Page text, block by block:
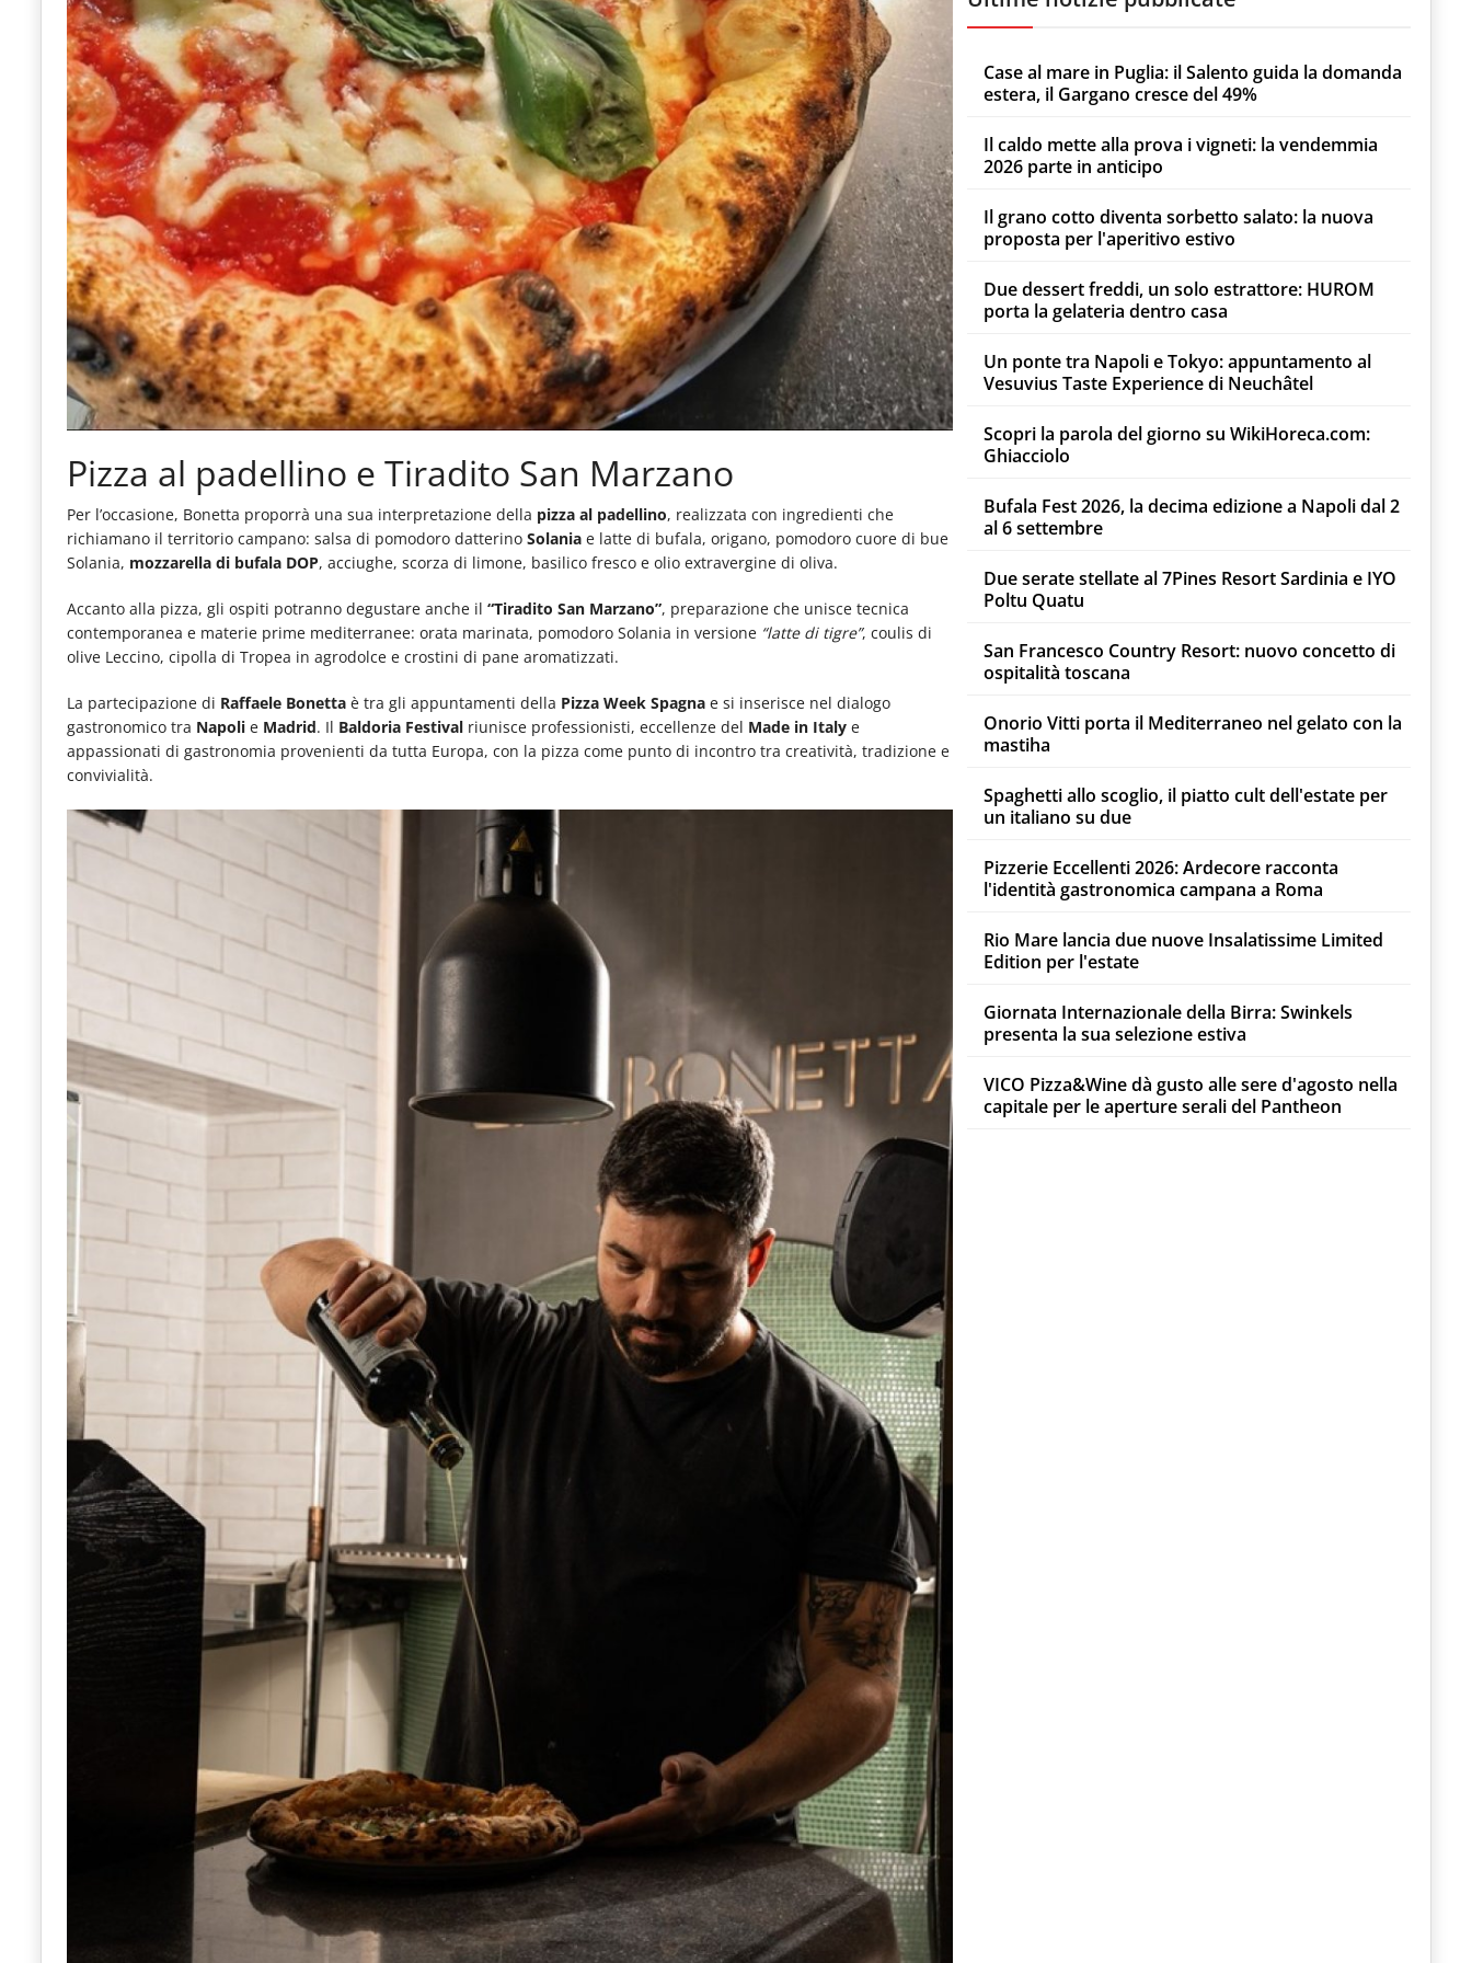
Pizza al padellino e Tiradito San Marzano
Per l’occasione, Bonetta proporrà una sua interpretazione della pizza al padellino, realizzata con ingredienti che
richiamano il territorio campano: salsa di pomodoro datterino Solania e latte di bufala, origano, pomodoro cuore di bue
Solania, mozzarella di bufala DOP, acciughe, scorza di limone, basilico fresco e olio extravergine di oliva.
Accanto alla pizza, gli ospiti potranno degustare anche il “Tiradito San Marzano”, preparazione che unisce tecnica
contemporanea e materie prime mediterranee: orata marinata, pomodoro Solania in versione “latte di tigre”, coulis di
olive Leccino, cipolla di Tropea in agrodolce e crostini di pane aromatizzati.
La partecipazione di Raffaele Bonetta è tra gli appuntamenti della Pizza Week Spagna e si inserisce nel dialogo
gastronomico tra Napoli e Madrid. Il Baldoria Festival riunisce professionisti, eccellenze del Made in Italy e
appassionati di gastronomia provenienti da tutta Europa, con la pizza come punto di incontro tra creatività, tradizione e
convivialità.
Case al mare in Puglia: il Salento guida la domanda
estera, il Gargano cresce del 49%
Il caldo mette alla prova i vigneti: la vendemmia
2026 parte in anticipo
Il grano cotto diventa sorbetto salato: la nuova
proposta per l'aperitivo estivo
Due dessert freddi, un solo estrattore: HUROM
porta la gelateria dentro casa
Un ponte tra Napoli e Tokyo: appuntamento al
Vesuvius Taste Experience di Neuchâtel
Scopri la parola del giorno su WikiHoreca.com:
Ghiacciolo
Bufala Fest 2026, la decima edizione a Napoli dal 2
al 6 settembre
Due serate stellate al 7Pines Resort Sardinia e IYO
Poltu Quatu
San Francesco Country Resort: nuovo concetto di
ospitalità toscana
Onorio Vitti porta il Mediterraneo nel gelato con la
mastiha
Spaghetti allo scoglio, il piatto cult dell'estate per
un italiano su due
Pizzerie Eccellenti 2026: Ardecore racconta
l'identità gastronomica campana a Roma
Rio Mare lancia due nuove Insalatissime Limited
Edition per l'estate
Giornata Internazionale della Birra: Swinkels
presenta la sua selezione estiva
VICO Pizza&Wine dà gusto alle sere d'agosto nella
capitale per le aperture serali del Pantheon